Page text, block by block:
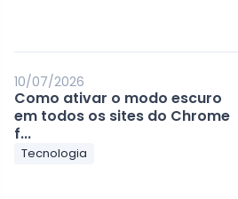
10/07/2026
Como ativar o modo escuro
em todos os sites do Chrome
f...
Tecnologia